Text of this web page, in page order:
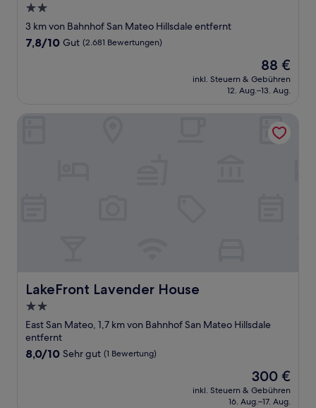
2.0-
Sterne-
Unterkunft
3 km von Bahnhof San Mateo Hillsdale entfernt
7.8
7,8/10 Gut (2.681 Bewertungen)
Der
Preis
beträgt
88 €
inkl. Steuern & Gebühren
12. Aug.–13. Aug.
LakeFront Lavender House
LakeFront Lavender House
2.0-
Sterne-
Unterkunft
East San Mateo, 1,7 km von Bahnhof San Mateo Hillsdale
entfernt
8.0
8,0/10 Sehr gut (1 Bewertung)
Der
Preis
beträgt
300 €
inkl. Steuern & Gebühren
16. Aug.–17. Aug.